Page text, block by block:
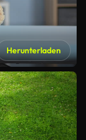
Herunterladen